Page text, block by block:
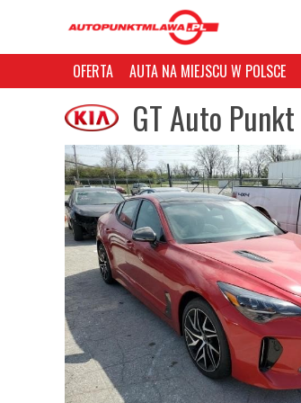
OFERTA AUTA NA MIEJSCU W POLSCE
GT Auto Punkt